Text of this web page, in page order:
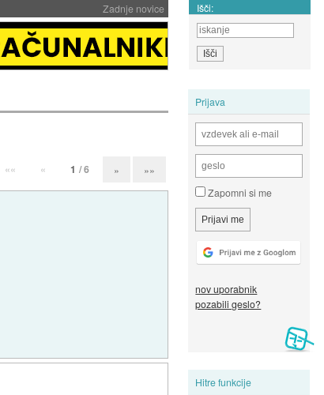
Zadnje novice Išči:
Prijava
Zapomni si me
nov uporabnik
pozabili geslo?
Hitre funkcije
«« « 1 / 6 » »»